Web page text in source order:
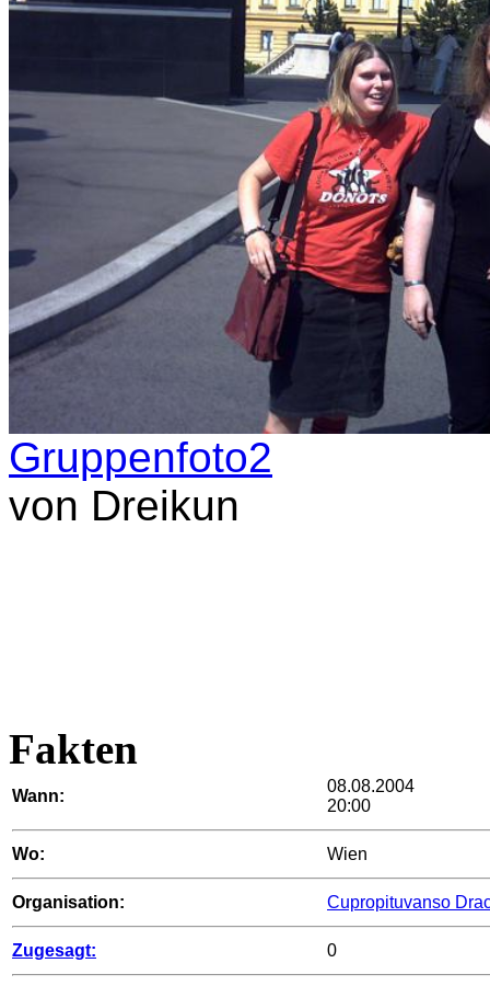
Gruppenfoto2
von Dreikun
Fakten
Wann:
08.08.2004
20:00
Wo: Wien
Organisation: Cupropituvanso
Zugesagt: 0